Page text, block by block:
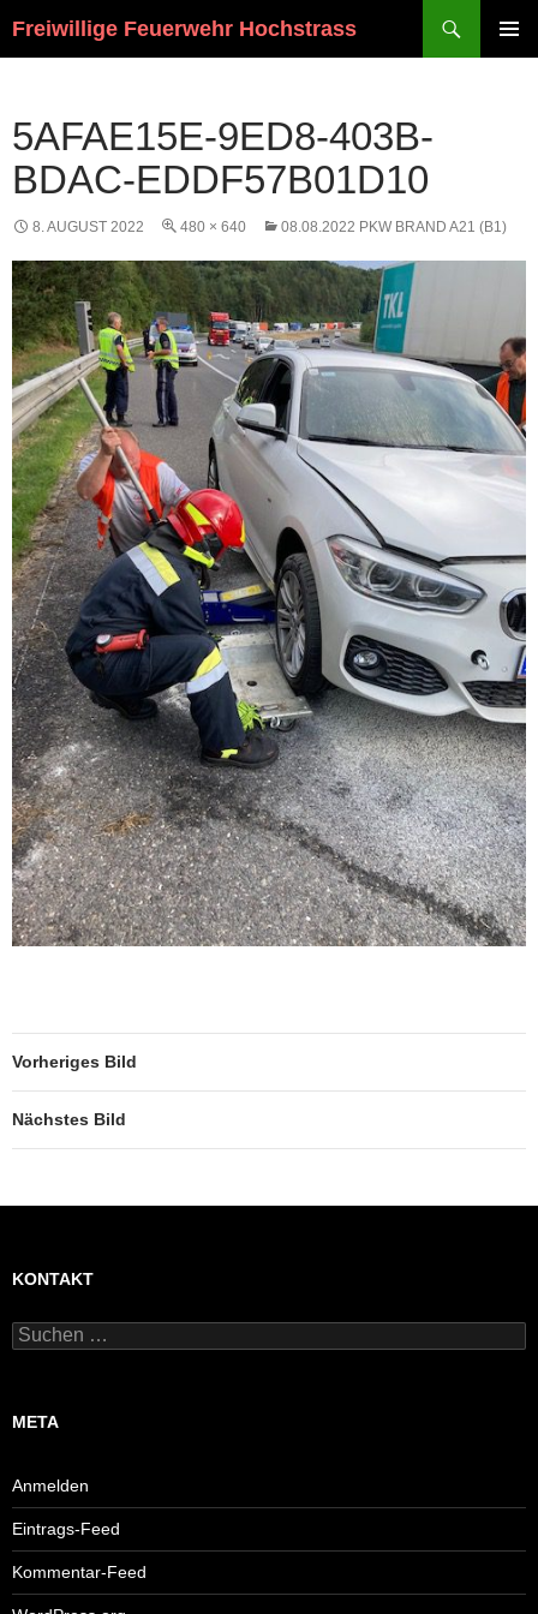
Freiwillige Feuerwehr Hochstrass
5AFAE15E-9ED8-403B-
BDAC-EDDF57B01D10
8. AUGUST 2022 480 × 640 08.08.2022 PKW BRAND A21 (B1)
Vorheriges Bild
Nächstes Bild
KONTAKT
Suchen
nach:
META
Anmelden
Eintrags-Feed
Kommentar-Feed